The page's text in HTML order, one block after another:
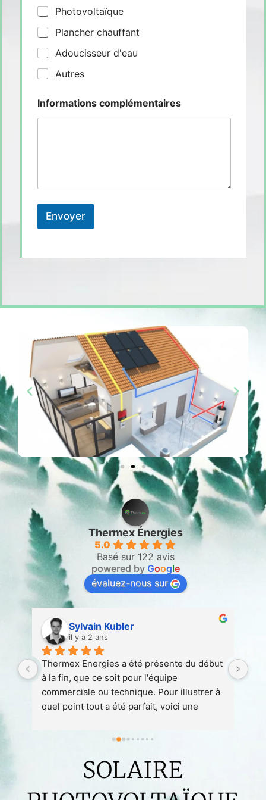
Photovoltaïque
Plancher chauffant
Adoucisseur d'eau
Autres
Informations complémentaires
Envoyer
Thermex Énergies
5.0
Basé sur 122 avis
powered by Google
évaluez-nous sur
Sylvain Kubler
il y a 2 ans
Thermex Energies a été présente du début
à la fin, que ce soit pour l'équipe
commerciale ou technique. Pour illustrer à
quel point tout a été parfait, voici une
contrat avec Thermex en août 2023 en vue
prévue pour avril/mai 2024.1. Début
décembre, nous avons rencontré un
problème avec notre chaudière
SOLAIRE